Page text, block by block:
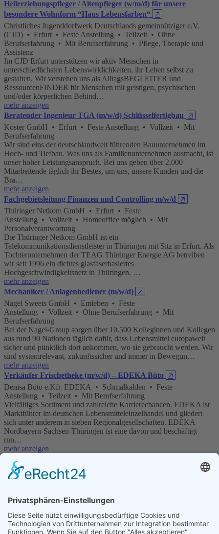
Heilerziehungspfleger / Altenpfleger (w/m/d) für unsere
besondere Wohnform “Haus Lebensfarben“ 🡥
Christliches Jugenddorfwerk Deutschlands gemeinnütziger e.V.
(CJD) • Erfurt • Feste Anstellung • Teilzeit • Ohne
Berufserfahrung • Mit Berufserfahrung • Pflege, Therapie und
Assistenz
Im CJD Erfurt unterstützen wir aktiv Menschen in
unterschiedlichsten Lebenswirklichkeiten, ihr Leben selbst zu
gestalten. Wir verstehen uns als AlltagsBEGLEITER und
RessourcenFINDER für Menschen mit geistigen, psychischen
und/oder körperlichen Behind…
mehr anzeigen
Beratender Ingenieur TGA (m/w/d) Schlüsselfertigbau
🡥
Köster GmbH • Erfurt • Feste Anstellung • Vollzeit • Mit
Berufserfahrung
Wir sind eins der deutschlandweit führenden Bauunternehmen im
Hoch- und Tiefbau. Was uns als Familienunternehmen ausmacht, ist
unser hoher Leistungsanspruch. Bei uns geben über 2.000
Mitarbeitende täglich ihr Bestes, um uns, unsere Kunden und die
Bra…
mehr anzeigen
Fachgebietsleitung Finanzen und Controlling m/w/d
🡥
Thüringer Netkom GmbH • Erfurt • Feste
Anstellung • Vollzeit • Homeoffice möglich • Mit
Personalverantwortung
Die Thüringer Netkom GmbH ist ein
Telekommunikationsdienstleister in Thüringen mit Sitz in Erfurt. Als
Tochterunternehmen der TEAG Thüringer Energie AG betreiben
wir seit 1996 ein dichtes glasfaserbasiertes
Hochgeschwindigkeitsnetz in Thüringen. …
mehr anzeigen
Mechaniker / Anlagenbediener (m/w/d) 🡥
Nagel Sweets GmbH • Emleben • Feste
Anstellung • Vollzeit • Ohne Berufserfahrung • Mit
Berufserfahrung
Bei der Nagel-Group sorgen über 10.500 Kolleginnen und Kollegen
aus rund 90 Nationen täglich dafür, dass Lebensmittel europaweit
sicher und pünktlich dort ankommen, wo sie gebraucht werden. Wir
sind systemrelevant, zukunftssicher und immer in Bewegun…
mehr anzeigen
Verkäufer Frischetheke (m/w/d) – EDEKA Büto 🡥
Denisa Büto e.Kfr. EDEKA • Schmalkalden • Feste
Anstellung • Teilzeit • Mit Berufserfahrung
Vielfältiges Sortiment und zahlreiche Karrierechancen. EDEKA ist
Marktführer im deutschen Lebensmitteleinzelhandel und gliedert
sich unter anderem in sieben Regionalgesellschaften. EDEKA
Nordbayern-Sachsen-Thüringen ist eine davon und beschäftigt
run…
mehr anzeigen
STRABAG AG • Arnstadt • Feste
Anstellung • Vollzeit • Homeoffice möglich • Mit
Bei STRABAG bauen rund 89.000 Menschen an mehr als 2.400
Standorten weltweit am Fortschritt. Einzigartigkeit und individuelle
Stärken kennzeichnen dabei nicht nur unsere Projekte, sondern auch
jede:n Einzelne:n von uns. Ob im Hoch- und Ingenieurbau, …